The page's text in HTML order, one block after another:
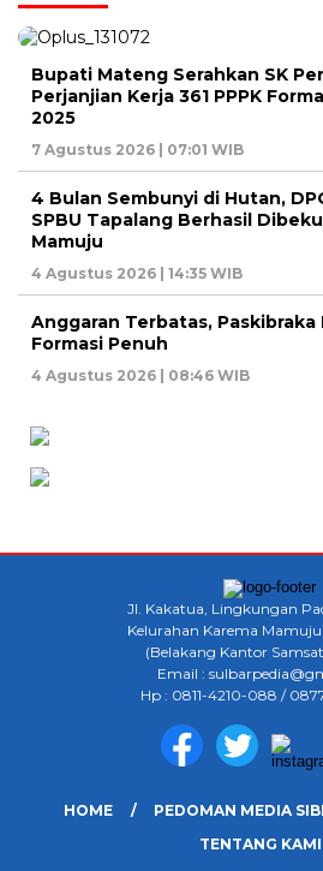
Bupati Mateng Serahkan SK
Perjanjian Kerja 361 PPPK
2025
7 Agustus 2026 | 07:01 WIB
4 Bulan Sembunyi di Hutan,
SPBU Tapalang Berhasil
Mamuju
4 Agustus 2026 | 14:35 WIB
Anggaran Terbatas, Paskibraka
Formasi Penuh
4 Agustus 2026 | 08:46 WIB
Jl. Kakatua, Lingkungan
Kelurahan Karema
(Belakang Kantor
Email :
Hp : 0811-4210-088 /
HOME PEDOMAN MEDIA
TENTANG KAMI